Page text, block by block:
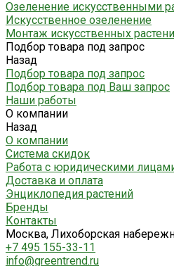
Озеленение искусственными
Искусственное озеленение
Монтаж искусственных
Подбор товара под запрос
Назад
Подбор товара под запрос
Подбор товара под Ваш запрос
Наши работы
О компании
Назад
О компании
Система скидок
Работа с юридическими
Доставка и оплата
Энциклопедия растений
Бренды
Контакты
Москва, Лихоборская
+7 495 155-33-11
info@greentrend.ru